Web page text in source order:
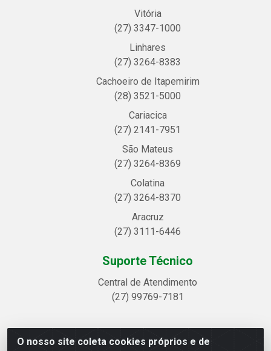
O nosso site coleta cookies próprios e de
Vitória
(27) 3347-1000
Linhares
(27) 3264-8383
Cachoeiro de Itapemirim
(28) 3521-5000
Cariacica
(27) 2141-7951
São Mateus
(27) 3264-8369
Colatina
(27) 3264-8370
Aracruz
(27) 3111-6446
Suporte Técnico
Central de Atendimento
(27) 99769-7181